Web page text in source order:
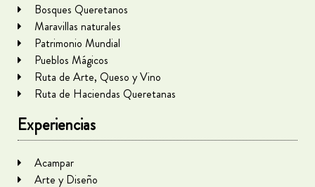
Bosques Queretanos
Maravillas naturales
Patrimonio Mundial
Pueblos Mágicos
Ruta de Arte, Queso y Vino
Ruta de Haciendas Queretanas
Experiencias
Acampar
Arte y Diseño